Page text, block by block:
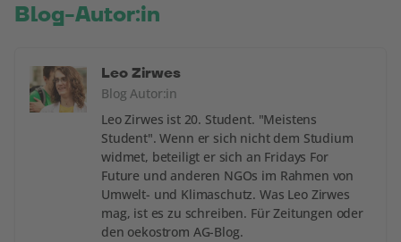
Blog-Autor:in
Leo Zirwes
Blog Autor:in
Leo Zirwes ist 20. Student. "Meistens
Student". Wenn er sich nicht dem Studium
widmet, beteiligt er sich an Fridays For
Future und anderen NGOs im Rahmen von
Umwelt- und Klimaschutz. Was Leo Zirwes
mag, ist es zu schreiben. Für Zeitungen oder
den oekostrom AG-Blog.